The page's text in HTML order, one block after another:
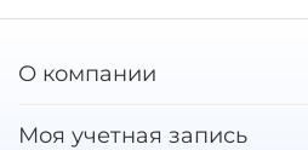
О компании
Моя учетная запись